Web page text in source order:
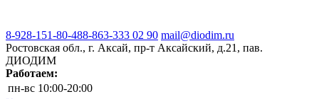
8-928-151-80-488-863-333 02 90 mail@diodim.ru
Ростовская обл., г. Аксай, пр-т Аксайский, д.21, пав.
ДИОДИМ
Работаем:
пн-вс 10:00-20:00